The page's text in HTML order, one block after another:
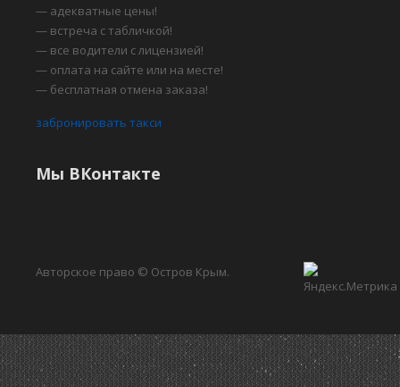
— адекватные цены!
— встреча с табличкой!
— все водители с лицензией!
— оплата на сайте или на месте!
— бесплатная отмена заказа!
забронировать такси
Мы ВКонтакте
Авторское право © Остров Крым.